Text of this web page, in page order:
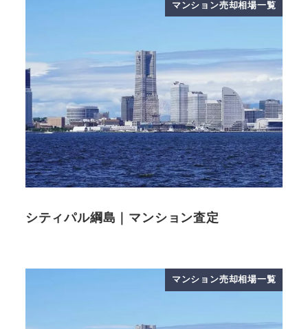
マンション売却相場一覧
シティパル綱島｜マンション査定
マンション売却相場一覧